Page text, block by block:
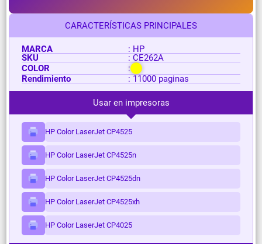
CARACTERÍSTICAS PRINCIPALES
MARCA
: HP
SKU
: CE262A
COLOR
:
Rendimiento
: 11000 paginas
Usar en impresoras
HP Color LaserJet CP4525
HP Color LaserJet CP4525n
HP Color LaserJet CP4525dn
HP Color LaserJet CP4525xh
HP Color LaserJet CP4025